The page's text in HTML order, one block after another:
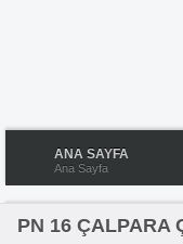
ANA SAYFA
Ana Sayfa
PN 16 ÇALPARA